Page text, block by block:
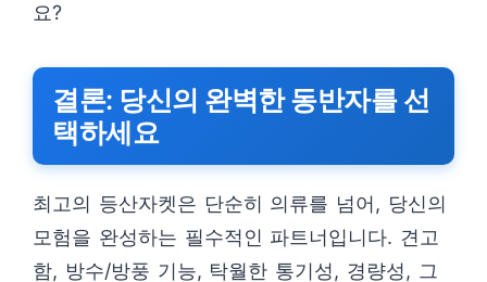
요?
결론: 당신의 완벽한 동반자를 선
택하세요
최고의 등산자켓은 단순히 의류를 넘어, 당신의
모험을 완성하는 필수적인 파트너입니다. 견고
함, 방수/방풍 기능, 탁월한 통기성, 경량성, 그